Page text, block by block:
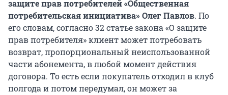
защите прав потребителей «Общественная
потребительская инициатива» Олег Павлов. По
его словам, согласно 32 статье закона «О защите
прав потребителя» клиент может потребовать
возврат, пропорциональный неиспользованной
части абонемента, в любой момент действия
договора. То есть если покупатель отходил в клуб
полгода и потом передумал, он может за